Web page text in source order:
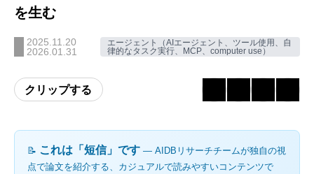
を生む
2025.11.20
2026.01.31
エージェント（AIエージェント、ツール使用、自
律的なタスク実行、MCP、computer use）
クリップする
📝 これは「短信」です ― AIDBリサーチチームが独自の視
点で論文を紹介する、カジュアルで読みやすいコンテンツで